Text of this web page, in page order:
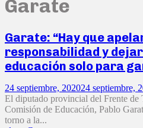
Garate
Garate: “Hay que
responsabilidad y
educación solo para
24 septiembre, 202024 septiembre,
El diputado provincial del Frente de
Comisión de Educación, Pablo
torno a la...